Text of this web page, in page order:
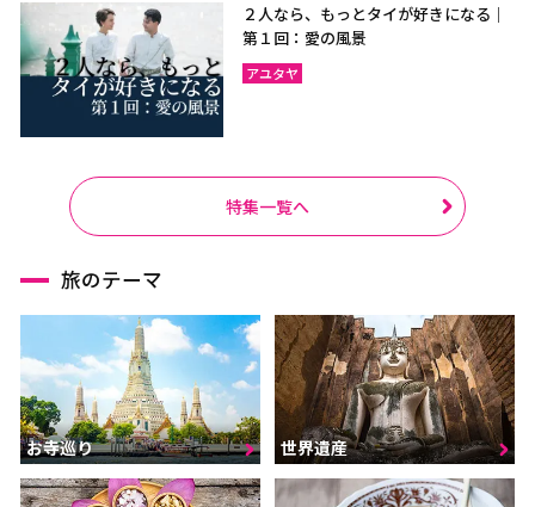
チャアム（ペッチャブリ
ー）
アーントーン
チャイナート
ロッブリー
ラーチャブリー
サムットサーコーン
サラブリー
シンブリー
スパンブリー
プーケット
サムイ島（スラーターニ
ー）
クラビ
ランタ島（クラビ）
トラン
パンガー
２人なら、もっとタイが好きになる｜
第１回：愛の風景
アユタヤ
特集一覧へ
旅のテーマ
お寺巡り 世界遺産